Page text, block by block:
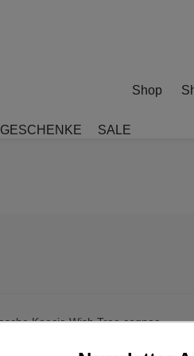
Shop
GESCHENKE SALE